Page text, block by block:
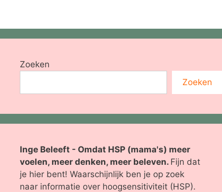
Zoeken
Zoeken
Inge Beleeft - Omdat HSP (mama's) meer
voelen, meer denken, meer beleven. Fijn dat
je hier bent! Waarschijnlijk ben je op zoek
naar informatie over hoogsensitiviteit (HSP).